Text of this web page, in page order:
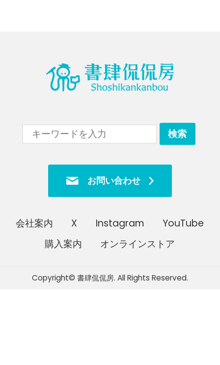
お問い合わせ
会社案内 X Instagram
YouTube
購入案内
オンラインストア
Copyright© 書肆侃侃房. All Rights Reserved.